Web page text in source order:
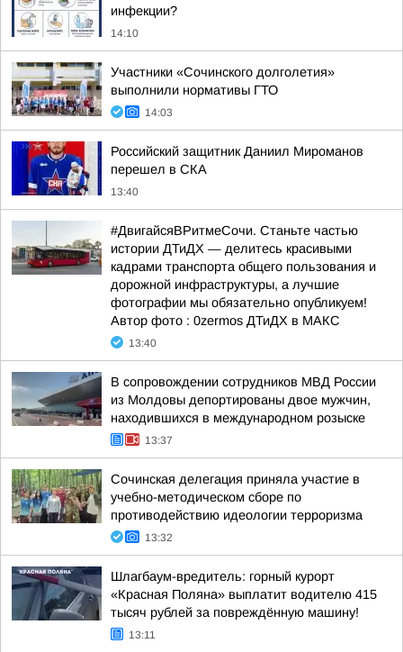
инфекции?
14:10
Участники «Сочинского долголетия»
выполнили нормативы ГТО
14:03
Российский защитник Даниил Мироманов
перешел в СКА
13:40
#ДвигайсяВРитмеСочи. Станьте частью
истории ДТиДХ — делитесь красивыми
кадрами транспорта общего пользования и
дорожной инфраструктуры, а лучшие
фотографии мы обязательно опубликуем!
Автор фото : 0zermos ДТиДХ в МАКС
13:40
В сопровождении сотрудников МВД России
из Молдовы депортированы двое мужчин,
находившихся в международном розыске
13:37
Сочинская делегация приняла участие в
учебно-методическом сборе по
противодействию идеологии терроризма
13:32
Шлагбаум-вредитель: горный курорт
«Красная Поляна» выплатит водителю 415
тысяч рублей за повреждённую машину!
13:11